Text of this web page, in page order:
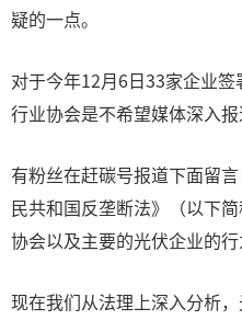
疑的一点。
对于今年12月6日33家企业
行业协会是不希望媒体深入报
有粉丝在赶碳号报道下面留
民共和国反垄断法》（以下
协会以及主要的光伏企业的行
现在我们从法理上深入分析